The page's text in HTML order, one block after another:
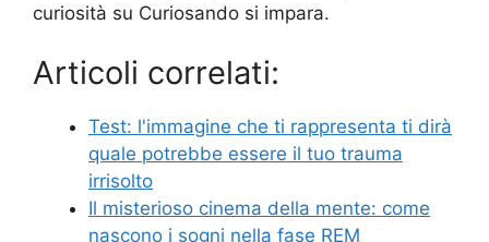
curiosità su Curiosando si impara.
Articoli correlati:
Test: l'immagine che ti rappresenta ti dirà
quale potrebbe essere il tuo trauma
irrisolto
Il misterioso cinema della mente: come
nascono i sogni nella fase REM